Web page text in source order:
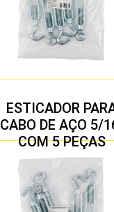
ESTICADOR
CABO DE AÇO 5/
COM 5 PEÇAS